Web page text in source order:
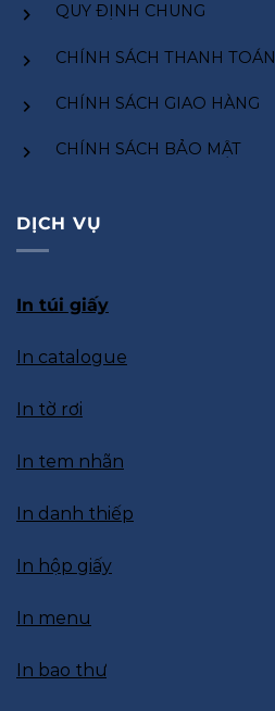
QUY ĐỊNH CHUNG
CHÍNH SÁCH THANH TOÁN
CHÍNH SÁCH GIAO HÀNG
CHÍNH SÁCH BẢO MẬT
DỊCH VỤ
In túi giấy
In catalogue
In tờ rơi
In tem nhãn
In danh thiếp
In hộp giấy
In menu
In bao thư